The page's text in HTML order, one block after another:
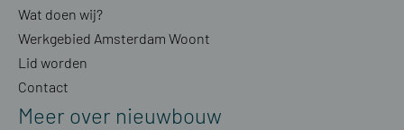
Wat doen wij?
Werkgebied Amsterdam Woont
Lid worden
Contact
Meer over nieuwbouw